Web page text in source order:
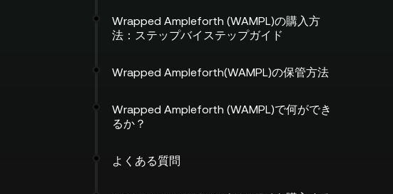
Wrapped Ampleforth (WAMPL)の購入方
法：ステップバイステップガイド
Wrapped Ampleforth(WAMPL)の保管方法
Wrapped Ampleforth (WAMPL)で何ができ
るか？
よくある質問